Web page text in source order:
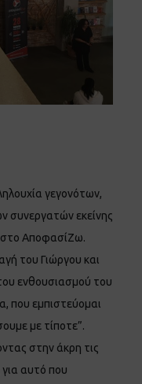
γεγονότων,
συνεργατών εκείνης
στο ΑποφασίΖω.
του Γιώργου και
ενθουσιασμού του
που εμπιστεύομαι
με τίποτε”.
στην άκρη τις
για αυτό που